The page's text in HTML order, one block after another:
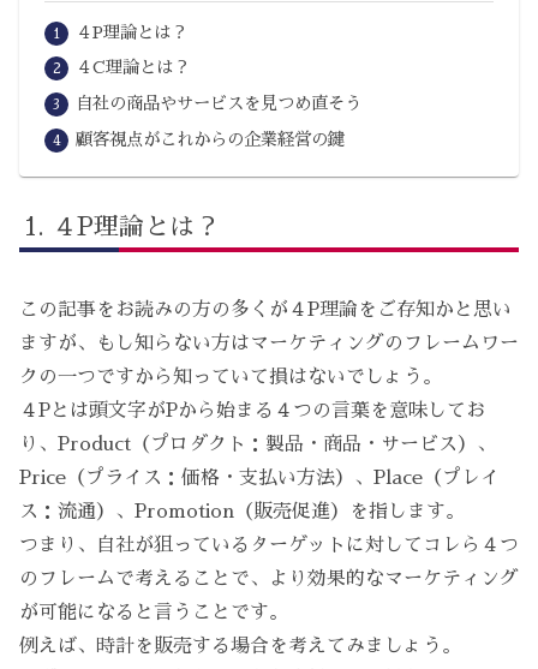
４P理論とは？
４C理論とは？
自社の商品やサービスを見つめ直そう
顧客視点がこれからの企業経営の鍵
４P理論とは？
この記事をお読みの方の多くが４P理論をご存知かと思い
ますが、もし知らない方はマーケティングのフレームワー
クの一つですから知っていて損はないでしょう。
４Pとは頭文字がPから始まる４つの言葉を意味してお
り、Product（プロダクト：製品・商品・サービス）、
Price（プライス：価格・支払い方法）、Place（プレイ
ス：流通）、Promotion（販売促進）を指します。
つまり、自社が狙っているターゲットに対してコレら４つ
のフレームで考えることで、より効果的なマーケティング
が可能になると言うことです。
例えば、時計を販売する場合を考えてみましょう。